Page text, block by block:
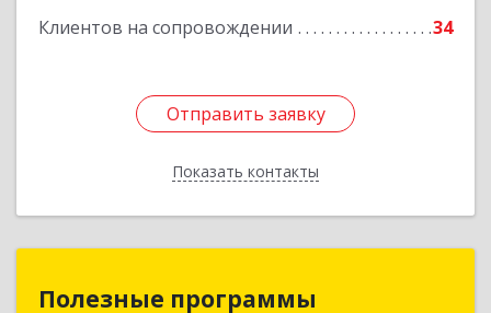
Клиентов на сопровождении 34
Отправить заявку
Показать контакты
Отправить заявку
Назад
Полезные программы